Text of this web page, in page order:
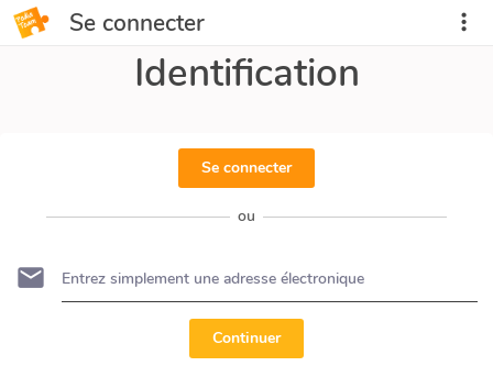
Se connecter
Identification
Se connecter
ou
Continuer